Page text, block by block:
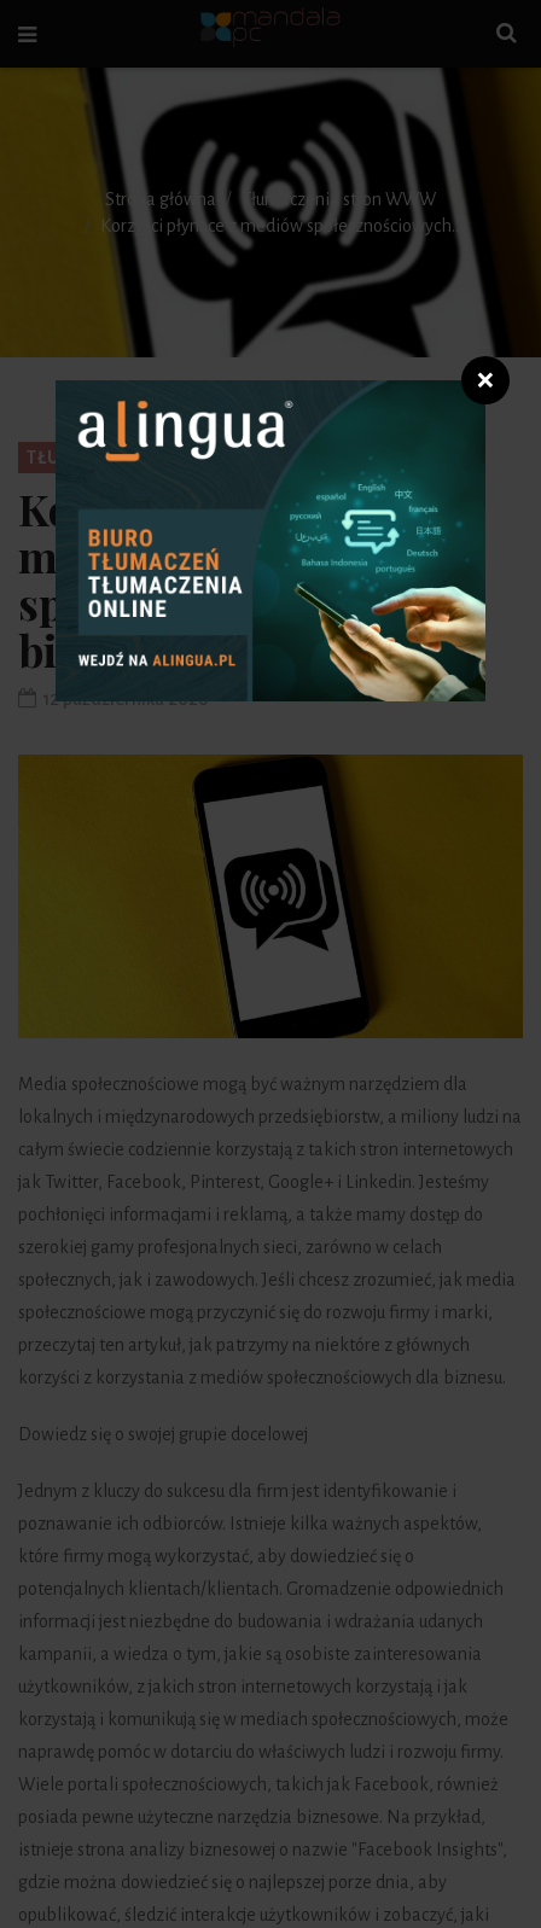
Strona główna
Tłumaczenia stron WWW
Korzyści płynące z mediów społecznościowych...
TŁUMACZENIA STRON WWW
Korzyści płynące z
mediów
społecznościowych dla
biznesu
12 października 2020
Media społecznościowe mogą być ważnym narzędziem dla
lokalnych i międzynarodowych przedsiębiorstw, a miliony ludzi na
całym świecie codziennie korzystają z takich stron internetowych
jak Twitter, Facebook, Pinterest, Google+ i Linkedin. Jesteśmy
pochłonięci informacjami i reklamą, a także mamy dostęp do
szerokiej gamy profesjonalnych sieci, zarówno w celach
społecznych, jak i zawodowych. Jeśli chcesz zrozumieć, jak media
społecznościowe mogą przyczynić się do rozwoju firmy i marki,
przeczytaj ten artykuł, jak patrzymy na niektóre z głównych
korzyści z korzystania z mediów społecznościowych dla biznesu.
Dowiedz się o swojej grupie docelowej
Jednym z kluczy do sukcesu dla firm jest identyfikowanie i
poznawanie ich odbiorców. Istnieje kilka ważnych aspektów,
które firmy mogą wykorzystać, aby dowiedzieć się o
potencjalnych klientach/klientach. Gromadzenie odpowiednich
informacji jest niezbędne do budowania i wdrażania udanych
kampanii, a wiedza o tym, jakie są osobiste zainteresowania
użytkowników, z jakich stron internetowych korzystają i jak
korzystają i komunikują się w mediach społecznościowych, może
naprawdę pomóc w dotarciu do właściwych ludzi i rozwoju firmy.
Wiele portali społecznościowych, takich jak Facebook, również
posiada pewne użyteczne narzędzia biznesowe. Na przykład,
istnieje strona analizy biznesowej o nazwie "Facebook Insights",
gdzie można dowiedzieć się o najlepszej porze dnia, aby
opublikować, śledzić interakcje użytkowników i zobaczyć, jaki
❌